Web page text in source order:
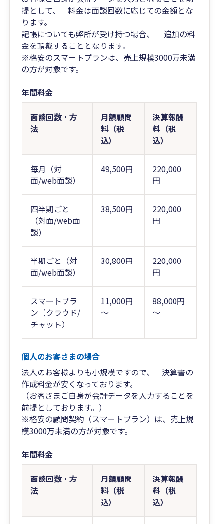
提として、 料金は面談回数に応じての金額とな
ります。
記帳についても弊所が受け持つ場合、 追加の料
金を頂戴することとなります。
※格安のスマートプランは、売上規模3000万未満
の方が対象です。
年間料金
面談回数・方
法
月額顧問
料（税
込）
決算報酬
料（税
込）
毎月（対
面/web面談）
49,500円
220,000
円
四半期ごと
（対面/web面
談）
38,500円
220,000
円
半期ごと（対
面/web面談）
30,800円
220,000
円
スマートプラ
ン（クラウド/
チャット）
11,000円
～
88,000円
～
個人のお客さまの場合
法人のお客様よりも小規模ですので、 決算書の
作成料金が安くなっております。
（お客さまご自身が会計データを入力することを
前提としております。）
※格安の顧問契約（スマートプラン）は、売上規
模3000万未満の方が対象です。
年間料金
面談回数・方
法
月額顧問
料（税
込）
決算報酬
料（税
込）